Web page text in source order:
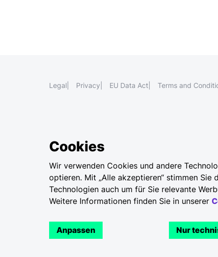
Legal Privacy EU Data Act Terms and
Cookies
Wir verwenden Cookies und andere
optieren. Mit „Alle akzeptieren“ stimmen
Technologien auch um für Sie relevante
Weitere Informationen finden Sie in unserer
Anpassen Nur